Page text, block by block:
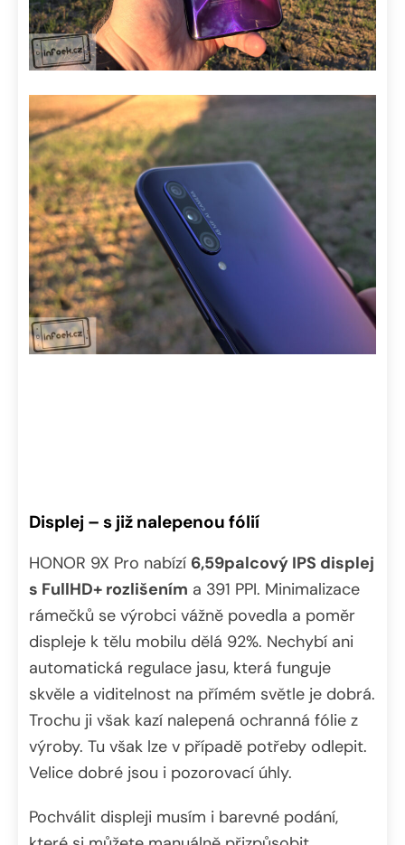
Displej – s již nalepenou fólií
HONOR 9X Pro nabízí 6,59palcový IPS displej
s FullHD+ rozlišením a 391 PPI. Minimalizace
rámečků se výrobci vážně povedla a poměr
displeje k tělu mobilu dělá 92%. Nechybí ani
automatická regulace jasu, která funguje
skvěle a viditelnost na přímém světle je dobrá.
Trochu ji však kazí nalepená ochranná fólie z
výroby. Tu však lze v případě potřeby odlepit.
Velice dobré jsou i pozorovací úhly.
Pochválit displeji musím i barevné podání,